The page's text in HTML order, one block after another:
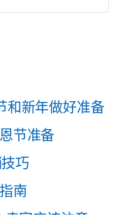
和新年做好准备
节准备
巧
南